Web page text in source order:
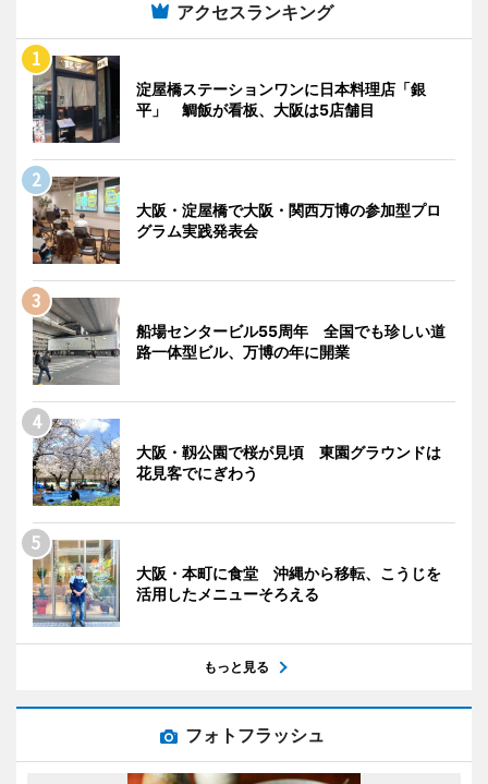
アクセスランキング
淀屋橋ステーションワンに日本料理店「銀
平」 鯛飯が看板、大阪は5店舗目
大阪・淀屋橋で大阪・関西万博の参加型プロ
グラム実践発表会
船場センタービル55周年 全国でも珍しい道
路一体型ビル、万博の年に開業
大阪・靱公園で桜が見頃 東園グラウンドは
花見客でにぎわう
大阪・本町に食堂 沖縄から移転、こうじを
活用したメニューそろえる
もっと見る
フォトフラッシュ